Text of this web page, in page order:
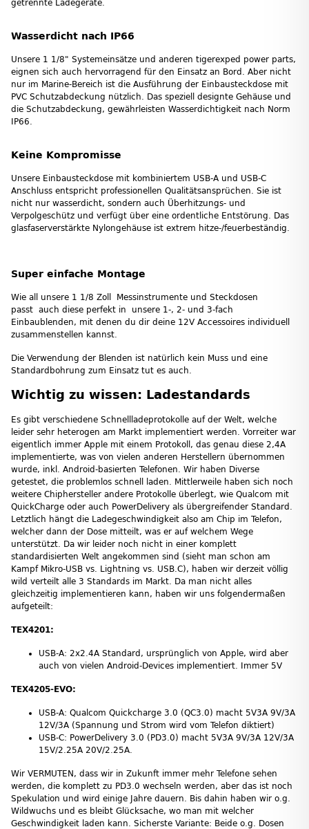
getrennte Ladegeräte.
Wasserdicht nach IP66
Unsere 1 1/8" Systemeinsätze und anderen tigerexped power parts,
eignen sich auch hervorragend für den Einsatz an Bord. Aber nicht
nur im Marine-Bereich ist die Ausführung der Einbausteckdose mit
PVC Schutzabdeckung nützlich. Das speziell designte Gehäuse und
die Schutzabdeckung, gewährleisten Wasserdichtigkeit nach Norm
IP66.
Keine Kompromisse
Unsere Einbausteckdose mit kombiniertem USB-A und USB-C
Anschluss entspricht professionellen Qualitätsansprüchen. Sie ist
nicht nur wasserdicht, sondern auch Überhitzungs- und
Verpolgeschütz und verfügt über eine ordentliche Entstörung. Das
glasfaserverstärkte Nylongehäuse ist extrem hitze-/feuerbeständig.
Super einfache Montage
Wie all unsere 1 1/8 Zoll Messinstrumente und Steckdosen
passt auch diese perfekt in unsere 1-, 2- und 3-fach
Einbaublenden, mit denen du dir deine 12V Accessoires individuell
zusammenstellen kannst.
Die Verwendung der Blenden ist natürlich kein Muss und eine
Standardbohrung zum Einsatz tut es auch.
Wichtig zu wissen: Ladestandards
Es gibt verschiedene Schnellladeprotokolle auf der Welt, welche
leider sehr heterogen am Markt implementiert werden. Vorreiter war
eigentlich immer Apple mit einem Protokoll, das genau diese 2,4A
implementierte, was von vielen anderen Herstellern übernommen
wurde, inkl. Android-basierten Telefonen. Wir haben Diverse
getestet, die problemlos schnell laden. Mittlerweile haben sich noch
weitere Chiphersteller andere Protokolle überlegt, wie Qualcom mit
QuickCharge oder auch PowerDelivery als übergreifender Standard.
Letztlich hängt die Ladegeschwindigkeit also am Chip im Telefon,
welcher dann der Dose mitteilt, was er auf welchem Wege
unterstützt. Da wir leider noch nicht in einer komplett
standardisierten Welt angekommen sind (sieht man schon am
Kampf Mikro-USB vs. Lightning vs. USB.C), haben wir derzeit völlig
wild verteilt alle 3 Standards im Markt. Da man nicht alles
gleichzeitig implementieren kann, haben wir uns folgendermaßen
aufgeteilt:
TEX4201:
USB-A: 2x2.4A Standard, ursprünglich von Apple, wird aber
auch von vielen Android-Devices implementiert. Immer 5V
TEX4205-EVO:
USB-A: Qualcom Quickcharge 3.0 (QC3.0) macht 5V3A 9V/3A
12V/3A (Spannung und Strom wird vom Telefon diktiert)
USB-C: PowerDelivery 3.0 (PD3.0) macht 5V3A 9V/3A 12V/3A
15V/2.25A 20V/2.25A.
Wir VERMUTEN, dass wir in Zukunft immer mehr Telefone sehen
werden, die komplett zu PD3.0 wechseln werden, aber das ist noch
Spekulation und wird einige Jahre dauern. Bis dahin haben wir o.g.
Wildwuchs und es bleibt Glücksache, wo man mit welcher
Geschwindigkeit laden kann. Sicherste Variante: Beide o.g. Dosen